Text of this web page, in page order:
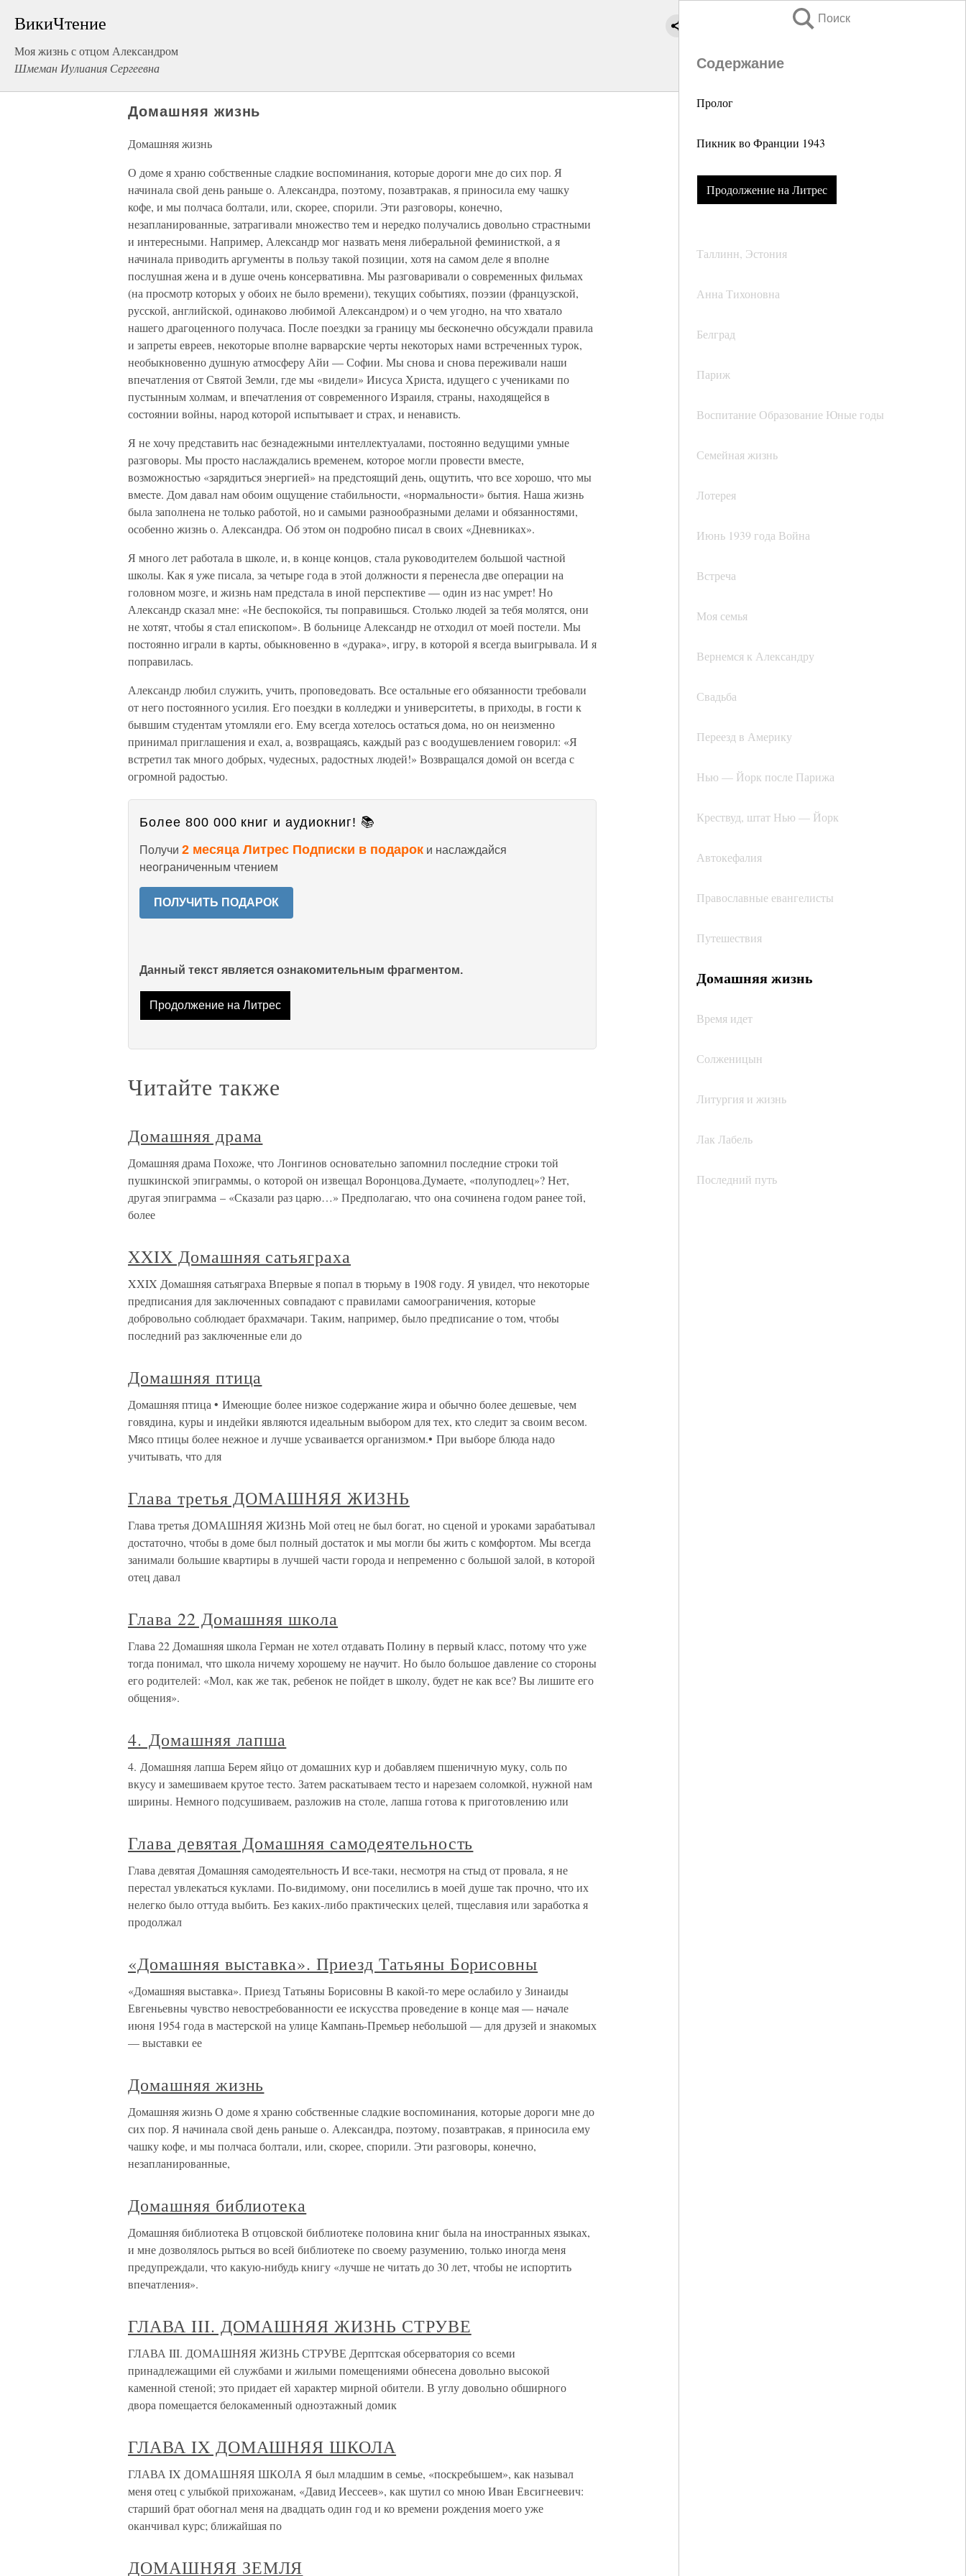
ВикиЧтение
Моя жизнь с отцом Александром
Шмеман Иулиания Сергеевна
Поиск
Содержание
Пролог
Пикник во Франции 1943
Продолжение на Литрес
Таллинн, Эстония
Анна Тихоновна
Белград
Париж
Воспитание Образование Юные годы
Семейная жизнь
Лотерея
Июнь 1939 года Война
Встреча
Моя семья
Вернемся к Александру
Свадьба
Переезд в Америку
Нью — Йорк после Парижа
Крествуд, штат Нью — Йорк
Автокефалия
Православные евангелисты
Путешествия
Домашняя жизнь
Время идет
Солженицын
Литургия и жизнь
Лак Лабель
Последний путь
Домашняя жизнь
Домашняя жизнь
О доме я храню собственные сладкие воспоминания, которые дороги мне до сих пор. Я
начинала свой день раньше о. Александра, поэтому, позавтракав, я приносила ему чашку
кофе, и мы полчаса болтали, или, скорее, спорили. Эти разговоры, конечно,
незапланированные, затрагивали множество тем и нередко получались довольно страстными
и интересными. Например, Александр мог назвать меня либеральной феминисткой, а я
начинала приводить аргументы в пользу такой позиции, хотя на самом деле я вполне
послушная жена и в душе очень консервативна. Мы разговаривали о современных фильмах
(на просмотр которых у обоих не было времени), текущих событиях, поэзии (французской,
русской, английской, одинаково любимой Александром) и о чем угодно, на что хватало
нашего драгоценного получаса. После поездки за границу мы бесконечно обсуждали правила
и запреты евреев, некоторые вполне варварские черты некоторых нами встреченных турок,
необыкновенно душную атмосферу Айи — Софии. Мы снова и снова переживали наши
впечатления от Святой Земли, где мы «видели» Иисуса Христа, идущего с учениками по
пустынным холмам, и впечатления от современного Израиля, страны, находящейся в
состоянии войны, народ которой испытывает и страх, и ненависть.
Я не хочу представить нас безнадежными интеллектуалами, постоянно ведущими умные
разговоры. Мы просто наслаждались временем, которое могли провести вместе,
возможностью «зарядиться энергией» на предстоящий день, ощутить, что все хорошо, что мы
вместе. Дом давал нам обоим ощущение стабильности, «нормальности» бытия. Наша жизнь
была заполнена не только работой, но и самыми разнообразными делами и обязанностями,
особенно жизнь о. Александра. Об этом он подробно писал в своих «Дневниках».
Я много лет работала в школе, и, в конце концов, стала руководителем большой частной
школы. Как я уже писала, за четыре года в этой должности я перенесла две операции на
головном мозге, и жизнь нам предстала в иной перспективе — один из нас умрет! Но
Александр сказал мне: «Не беспокойся, ты поправишься. Столько людей за тебя молятся, они
не хотят, чтобы я стал епископом». В больнице Александр не отходил от моей постели. Мы
постоянно играли в карты, обыкновенно в «дурака», игру, в которой я всегда выигрывала. И я
поправилась.
Александр любил служить, учить, проповедовать. Все остальные его обязанности требовали
от него постоянного усилия. Его поездки в колледжи и университеты, в приходы, в гости к
бывшим студентам утомляли его. Ему всегда хотелось остаться дома, но он неизменно
принимал приглашения и ехал, а, возвращаясь, каждый раз с воодушевлением говорил: «Я
встретил так много добрых, чудесных, радостных людей!» Возвращался домой он всегда с
огромной радостью.
Более 800 000 книг и аудиокниг! 📚
Получи 2 месяца Литрес Подписки в подарок и наслаждайся
неограниченным чтением
ПОЛУЧИТЬ ПОДАРОК
Данный текст является ознакомительным фрагментом.
Продолжение на Литрес
Читайте также
Домашняя драма
Домашняя драма Похоже, что Лонгинов основательно запомнил последние строки той
пушкинской эпиграммы, о которой он извещал Воронцова.Думаете, «полуподлец»? Нет,
другая эпиграмма – «Сказали раз царю…» Предполагаю, что она сочинена годом ранее той,
более
XXIX Домашняя сатьяграха
XXIX Домашняя сатьяграха Впервые я попал в тюрьму в 1908 году. Я увидел, что некоторые
предписания для заключенных совпадают с правилами самоограничения, которые
добровольно соблюдает брахмачари. Таким, например, было предписание о том, чтобы
последний раз заключенные ели до
Домашняя птица
Домашняя птица • Имеющие более низкое содержание жира и обычно более дешевые, чем
говядина, куры и индейки являются идеальным выбором для тех, кто следит за своим весом.
Мясо птицы более нежное и лучше усваивается организмом.• При выборе блюда надо
учитывать, что для
Глава третья ДОМАШНЯЯ ЖИЗНЬ
Глава третья ДОМАШНЯЯ ЖИЗНЬ Мой отец не был богат, но сценой и уроками зарабатывал
достаточно, чтобы в доме был полный достаток и мы могли бы жить с комфортом. Мы всегда
занимали большие квартиры в лучшей части города и непременно с большой залой, в которой
отец давал
Глава 22 Домашняя школа
Глава 22 Домашняя школа Герман не хотел отдавать Полину в первый класс, потому что уже
тогда понимал, что школа ничему хорошему не научит. Но было большое давление со стороны
его родителей: «Мол, как же так, ребенок не пойдет в школу, будет не как все? Вы лишите его
общения».
4. Домашняя лапша
4. Домашняя лапша Берем яйцо от домашних кур и добавляем пшеничную муку, соль по
вкусу и замешиваем крутое тесто. Затем раскатываем тесто и нарезаем соломкой, нужной нам
ширины. Немного подсушиваем, разложив на столе, лапша готова к приготовлению или
Глава девятая Домашняя самодеятельность
Глава девятая Домашняя самодеятельность И все-таки, несмотря на стыд от провала, я не
перестал увлекаться куклами. По-видимому, они поселились в моей душе так прочно, что их
нелегко было оттуда выбить. Без каких-либо практических целей, тщеславия или заработка я
продолжал
«Домашняя выставка». Приезд Татьяны Борисовны
«Домашняя выставка». Приезд Татьяны Борисовны В какой-то мере ослабило у Зинаиды
Евгеньевны чувство невостребованности ее искусства проведение в конце мая — начале
июня 1954 года в мастерской на улице Кампань-Премьер небольшой — для друзей и знакомых
— выставки ее
Домашняя жизнь
Домашняя жизнь О доме я храню собственные сладкие воспоминания, которые дороги мне до
сих пор. Я начинала свой день раньше о. Александра, поэтому, позавтракав, я приносила ему
чашку кофе, и мы полчаса болтали, или, скорее, спорили. Эти разговоры, конечно,
незапланированные,
Домашняя библиотека
Домашняя библиотека В отцовской библиотеке половина книг была на иностранных языках,
и мне дозволялось рыться во всей библиотеке по своему разумению, только иногда меня
предупреждали, что какую-нибудь книгу «лучше не читать до 30 лет, чтобы не испортить
впечатления».
ГЛАВА III. ДОМАШНЯЯ ЖИЗНЬ СТРУВЕ
ГЛАВА III. ДОМАШНЯЯ ЖИЗНЬ СТРУВЕ Дерптская обсерватория со всеми
принадлежащими ей службами и жилыми помещениями обнесена довольно высокой
каменной стеной; это придает ей характер мирной обители. В углу довольно обширного
двора помещается белокаменный одноэтажный домик
ГЛАВА IX ДОМАШНЯЯ ШКОЛА
ГЛАВА IX ДОМАШНЯЯ ШКОЛА Я был младшим в семье, «поскребышем», как называл
меня отец с улыбкой прихожанам, «Давид Иессеев», как шутил со мною Иван Евсигнеевич:
старший брат обогнал меня на двадцать один год и ко времени рождения моего уже
оканчивал курс; ближайшая по
ДОМАШНЯЯ ЗЕМЛЯ